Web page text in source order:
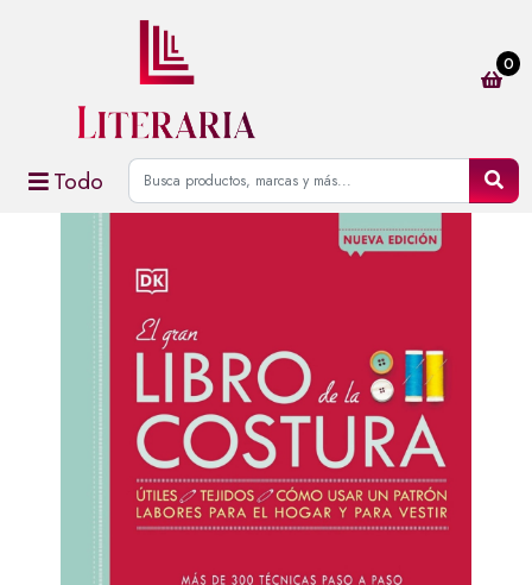
Todo
0